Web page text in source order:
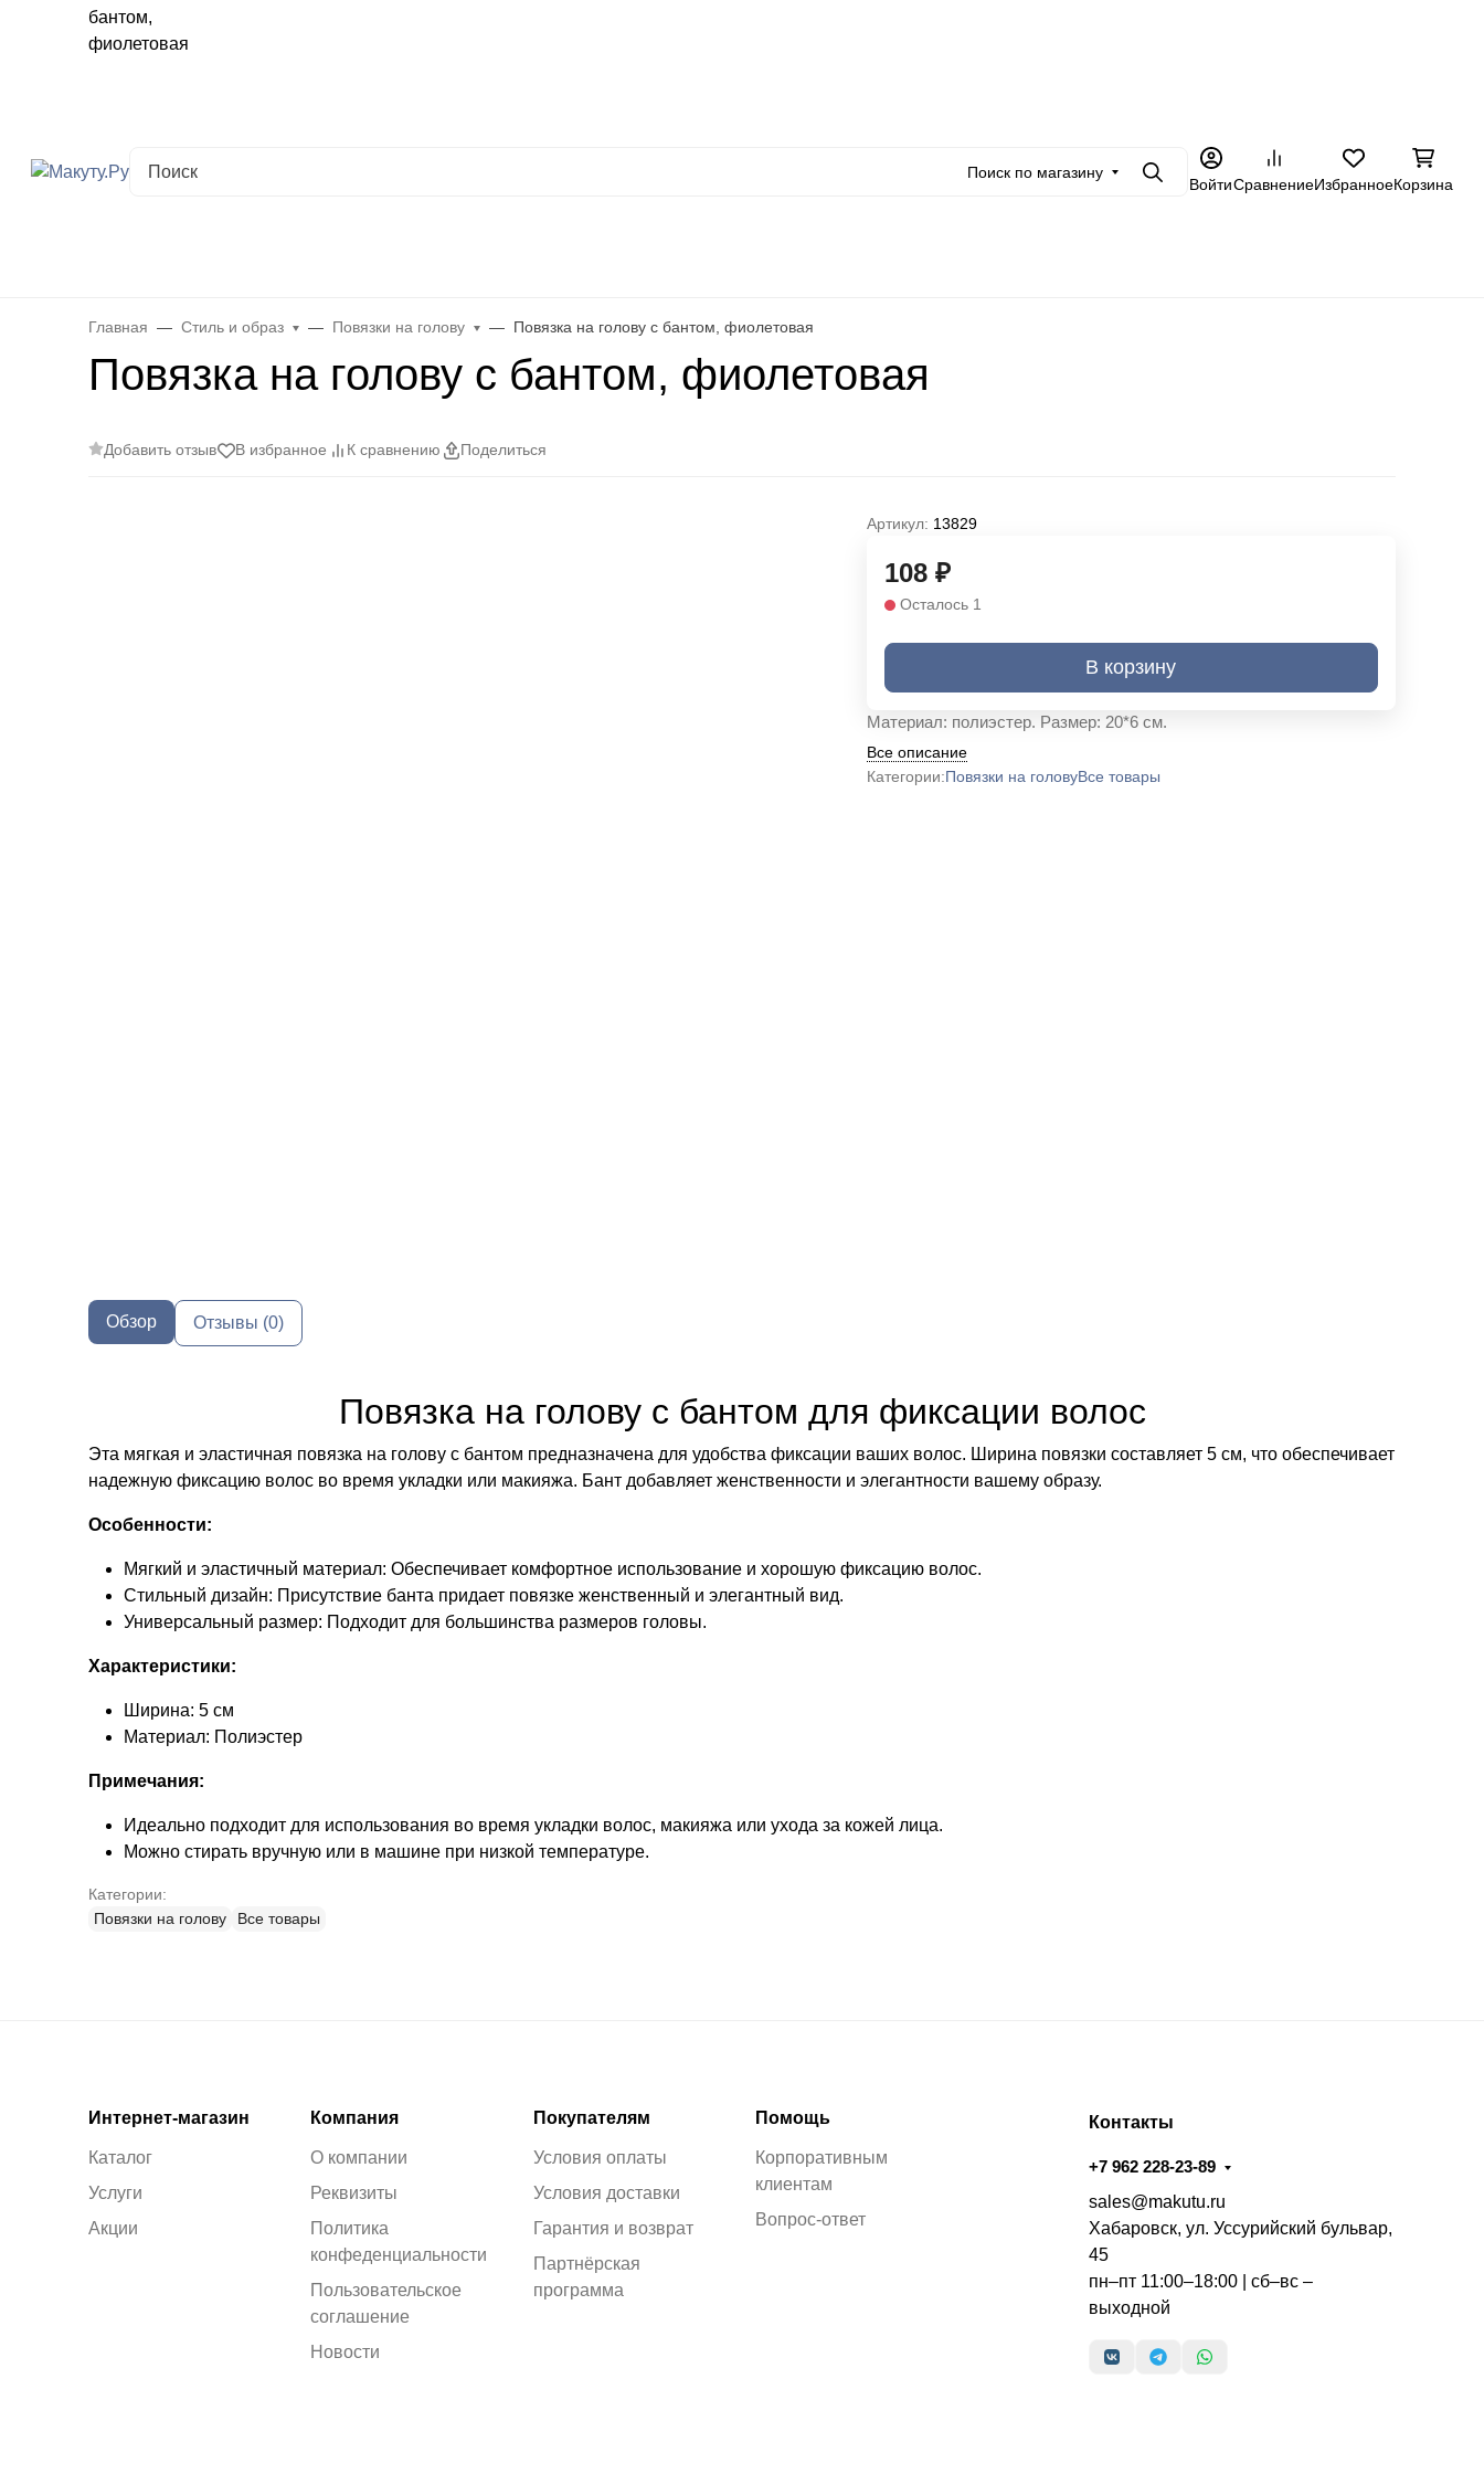
Поиск по магазину
ПоискВойтиСравнениеИзбранноеКорзина
Главная Стиль и образ Повязки на голову Повязка на голову с бантом, фиолетовая
Повязка на голову с бантом, фиолетовая
Добавить отзыв В избранное К сравнению Поделиться
Артикул: 13829
108 ₽
Осталось 1
В корзину
Материал: полиэстер. Размер: 20*6 см.
Все описание
Категории:Повязки на головуВсе товары
Обзор Отзывы (0)
Повязка на голову с бантом для фиксации волос
Эта мягкая и эластичная повязка на голову с бантом предназначена для удобства фиксации ваших волос. Ширина повязки составляет 5 см, что обеспечивает
надежную фиксацию волос во время укладки или макияжа. Бант добавляет женственности и элегантности вашему образу.
Особенности:
Мягкий и эластичный материал: Обеспечивает комфортное использование и хорошую фиксацию волос.
Стильный дизайн: Присутствие банта придает повязке женственный и элегантный вид.
Универсальный размер: Подходит для большинства размеров головы.
Характеристики:
Ширина: 5 см
Материал: Полиэстер
Примечания:
Идеально подходит для использования во время укладки волос, макияжа или ухода за кожей лица.
Можно стирать вручную или в машине при низкой температуре.
Категории:
Повязки на голову
Все товары
Интернет-магазин
Каталог
Услуги
Акции
Компания
О компании
Реквизиты
Политика
конфеденциальности
Пользовательское
соглашение
Новости
Покупателям
Условия оплаты
Условия доставки
Гарантия и возврат
Партнёрская
программа
Помощь
Корпоративным
клиентам
Вопрос-ответ
Контакты
+7 962 228-23-89
sales@makutu.ru
Хабаровск, ул. Уссурийский бульвар,
45
пн–пт 11:00–18:00 | сб–вс –
выходной